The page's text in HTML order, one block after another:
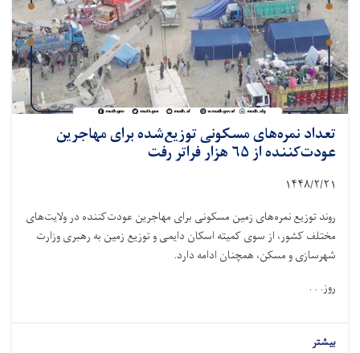
تعداد نمره‌های مسکونی توزیع‌شده برای مهاجرین
عودت‌کننده از ۶۵ هزار فراتر رفت
۱۴۴۸/۲/۲۱
روند توزیع نمره‌های زمین مسکونی برای مهاجرین عودت‌کننده در ولایت‌های
مختلف کشور، از سوی کمیته اسکان دایمی و توزیع زمین به رهبری وزارت
شهرسازی و مسکن، همچنان ادامه دارد.
روز. . .
بیشتر